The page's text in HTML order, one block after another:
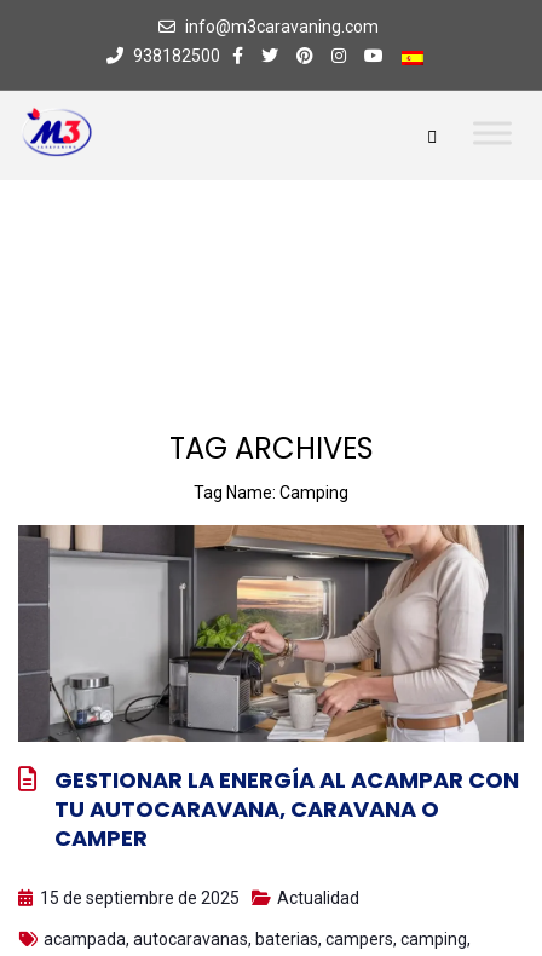
info@m3caravaning.com
938182500
TAG ARCHIVES
Tag Name: Camping
GESTIONAR LA ENERGÍA AL ACAMPAR CON
TU AUTOCARAVANA, CARAVANA O
CAMPER
15 de septiembre de 2025 Actualidad
acampada, autocaravanas, baterias, campers, camping,